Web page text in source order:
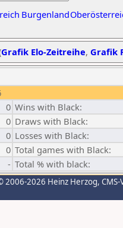
Burgenland
Grafik Elo-Zeitreihe, Grafik
0 Wins with Black:
0 Draws with Black:
0 Losses with Black:
0 Total games with Black:
- Total % with black:
2006-2026 Heinz Herzog,